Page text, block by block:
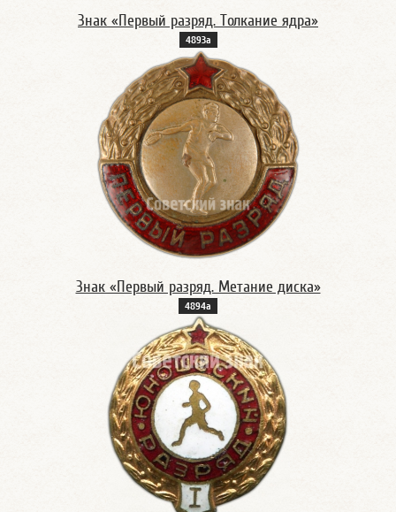
Знак «Первый разряд. Толкание ядра»
4893а
Знак «Первый разряд. Метание диска»
4894а